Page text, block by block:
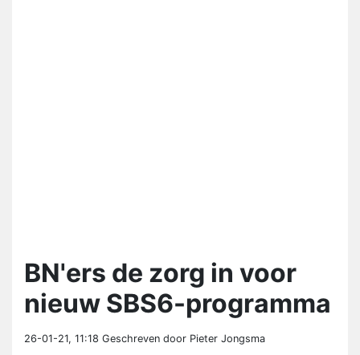
BN'ers de zorg in voor
nieuw SBS6-programma
26-01-21, 11:18 Geschreven door Pieter Jongsma